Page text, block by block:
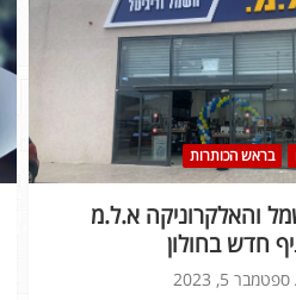
בראש הכותרות
והאלקרוניקה א.ל.מ
חדש בחולון
ספטמבר 5, 2023